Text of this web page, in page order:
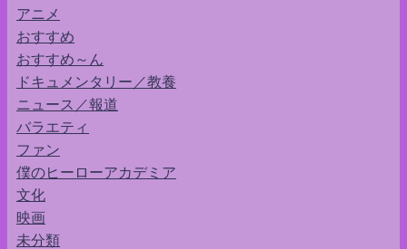
アニメ
おすすめ
おすすめ～ん
ドキュメンタリー／教養
ニュース／報道
バラエティ
ファン
僕のヒーローアカデミア
文化
映画
未分類